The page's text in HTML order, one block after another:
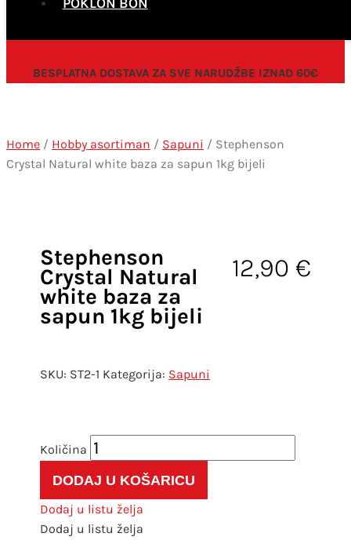
BESPLATNA DOSTAVA ZA SVE NARUDŽBE IZNAD 60€
Home / Hobby asortiman / Sapuni / Stephenson
Crystal Natural white baza za sapun 1kg bijeli
Stephenson
Crystal Natural
white baza za
sapun 1kg bijeli
12,90 €
SKU: ST2-1 Kategorija: Sapuni
Stephenson
Crystal
Natural
white
baza
DODAJ U KOŠARICU
Dodaj u listu želja
Dodaj u listu želja